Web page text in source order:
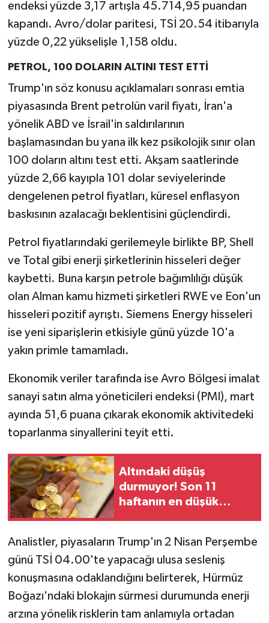
endeksi yüzde 3,17 artışla 45.714,95 puandan
kapandı. Avro/dolar paritesi, TSİ 20.54 itibarıyla
yüzde 0,22 yükselişle 1,158 oldu.
PETROL, 100 DOLARIN ALTINI TEST ETTİ
Trump'ın söz konusu açıklamaları sonrası emtia
piyasasında Brent petrolün varil fiyatı, İran'a
yönelik ABD ve İsrail'in saldırılarının
başlamasından bu yana ilk kez psikolojik sınır olan
100 doların altını test etti. Akşam saatlerinde
yüzde 2,66 kayıpla 101 dolar seviyelerinde
dengelenen petrol fiyatları, küresel enflasyon
baskısının azalacağı beklentisini güçlendirdi.
Petrol fiyatlarındaki gerilemeyle birlikte BP, Shell
ve Total gibi enerji şirketlerinin hisseleri değer
kaybetti. Buna karşın petrole bağımlılığı düşük
olan Alman kamu hizmeti şirketleri RWE ve Eon'un
hisseleri pozitif ayrıştı. Siemens Energy hisseleri
ise yeni siparişlerin etkisiyle günü yüzde 10'a
yakın primle tamamladı.
Ekonomik veriler tarafında ise Avro Bölgesi imalat
sanayi satın alma yöneticileri endeksi (PMI), mart
ayında 51,6 puana çıkarak ekonomik aktivitedeki
toparlanma sinyallerini teyit etti.
Altındaki düşüş
durmuyor! Son 11
haftanın en düşük
Analistler, piyasaların Trump'ın 2 Nisan Perşembe
günü TSİ 04.00'te yapacağı ulusa sesleniş
konuşmasına odaklandığını belirterek, Hürmüz
Boğazı'ndaki blokajın sürmesi durumunda enerji
arzına yönelik risklerin tam anlamıyla ortadan